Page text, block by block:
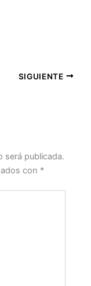
SIGUIENTE
será publicada.
con *